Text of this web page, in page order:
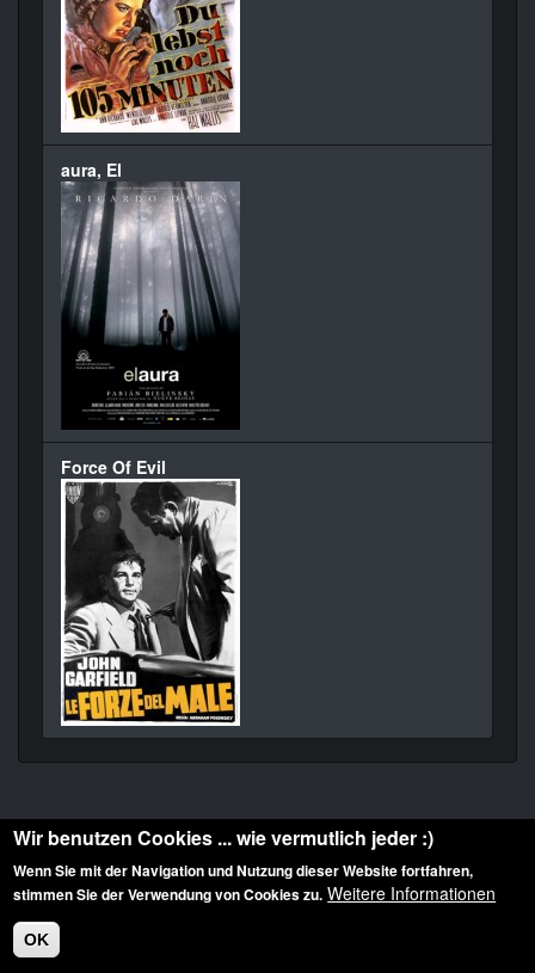
aura, El
Force Of Evil
Diese Website ist urheberrechtlich geschützt: © 2010-2026 der Film Noir de. Alle
Rechte vorbehalten.
Wir benutzen Cookies ... wie vermutlich jeder :)
Wenn Sie mit der Navigation und Nutzung dieser Website fortfahren,
stimmen Sie der Verwendung von Cookies zu. Weitere Informationen
OK